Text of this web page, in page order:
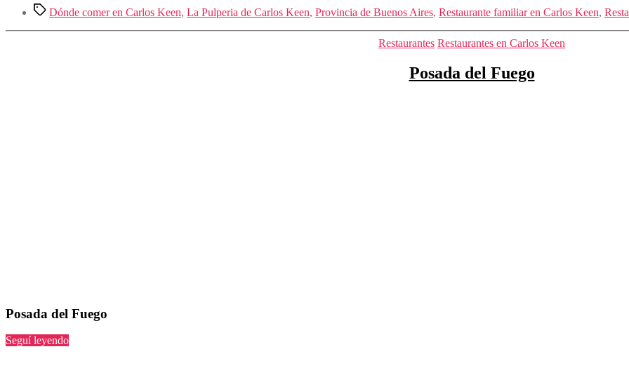
Etiquetas
Dónde comer en Carlos Keen, La Pulperia de Carlos Keen, Provincia de Buenos Aires, Restaurante familiar en Carlos Keen,
Categorías
Restaurantes Restaurantes en Carlos Keen
Posada del Fuego
Posada del Fuego
Seguí leyendo“Posada